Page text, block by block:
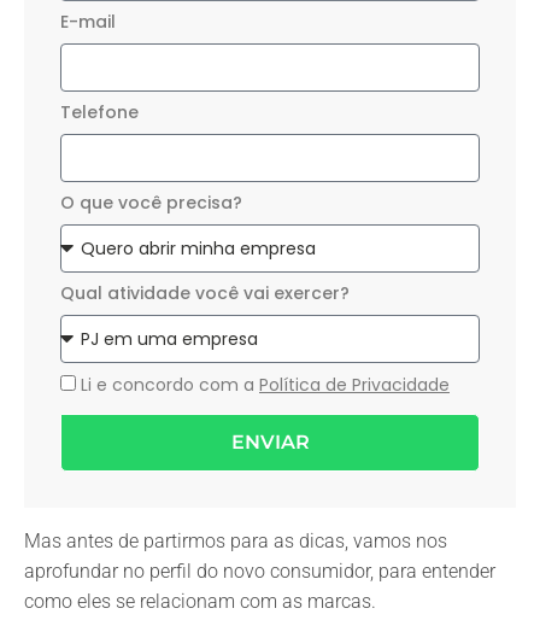
E-mail
Telefone
O que você precisa?
Qual atividade você vai exercer?
Li e concordo com a Política de Privacidade
ENVIAR
Mas antes de partirmos para as dicas, vamos nos
aprofundar no perfil do novo consumidor, para entender
como eles se relacionam com as marcas.